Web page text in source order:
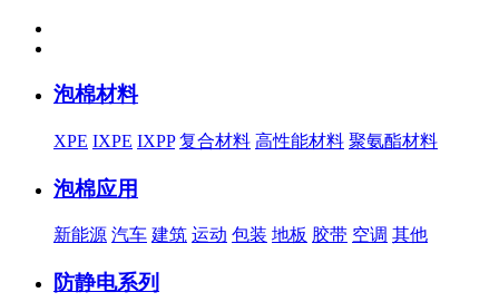
泡棉材料
XPE IXPE IXPP 复合材料 高性能材料 聚氨酯材料
泡棉应用
新能源 汽车 建筑 运动 包装 地板 胶带 空调 其他
防静电系列